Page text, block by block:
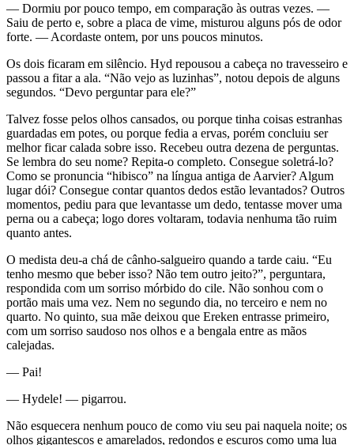
— Dormiu por pouco tempo, em comparação às outras vezes. —
Saiu de perto e, sobre a placa de vime, misturou alguns pós de odor
forte. — Acordaste ontem, por uns poucos minutos.
Os dois ficaram em silêncio. Hyd repousou a cabeça no travesseiro e
passou a fitar a ala. “Não vejo as luzinhas”, notou depois de alguns
segundos. “Devo perguntar para ele?”
Talvez fosse pelos olhos cansados, ou porque tinha coisas estranhas
guardadas em potes, ou porque fedia a ervas, porém concluiu ser
melhor ficar calada sobre isso. Recebeu outra dezena de perguntas.
Se lembra do seu nome? Repita-o completo. Consegue soletrá-lo?
Como se pronuncia “hibisco” na língua antiga de Aarvier? Algum
lugar dói? Consegue contar quantos dedos estão levantados? Outros
momentos, pediu para que levantasse um dedo, tentasse mover uma
perna ou a cabeça; logo dores voltaram, todavia nenhuma tão ruim
quanto antes.
O medista deu-a chá de cânho-salgueiro quando a tarde caiu. “Eu
tenho mesmo que beber isso? Não tem outro jeito?”, perguntara,
respondida com um sorriso mórbido do cile. Não sonhou com o
portão mais uma vez. Nem no segundo dia, no terceiro e nem no
quarto. No quinto, sua mãe deixou que Ereken entrasse primeiro,
com um sorriso saudoso nos olhos e a bengala entre as mãos
calejadas.
— Pai!
— Hydele! — pigarrou.
Não esquecera nenhum pouco de como viu seu pai naquela noite; os
olhos gigantescos e amarelados, redondos e escuros como uma lua